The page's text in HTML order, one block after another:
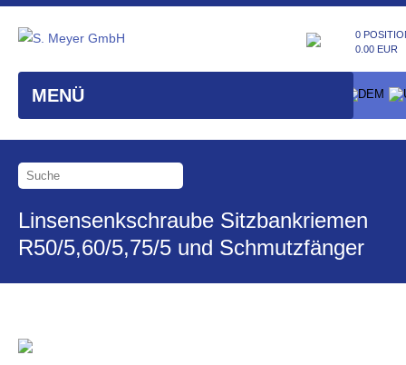
MENÜ
0
0.00 EUR
Linsensenkschraube Sitzbankriemen
R50/5,60/5,75/5 und Schmutzfänger